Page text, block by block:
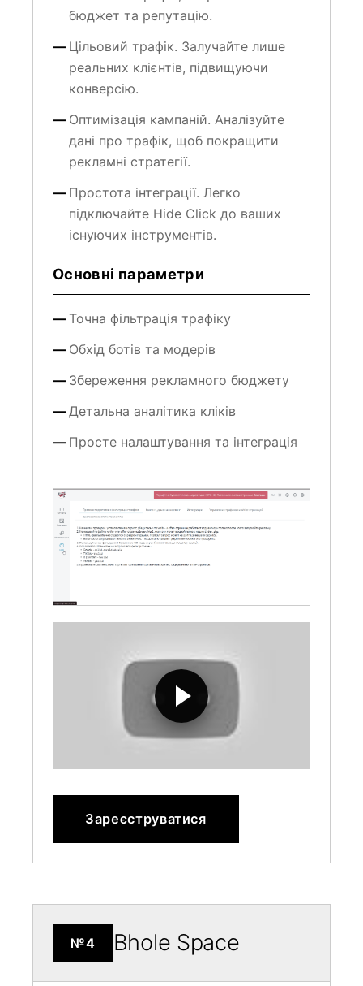
бюджет та репутацію.
Цільовий трафік. Залучайте лише
реальних клієнтів, підвищуючи
конверсію.
Оптимізація кампаній. Аналізуйте
дані про трафік, щоб покращити
рекламні стратегії.
Простота інтеграції. Легко
підключайте Hide Click до ваших
існуючих інструментів.
Основні параметри
Точна фільтрація трафіку
Обхід ботів та модерів
Збереження рекламного бюджету
Детальна аналітика кліків
Просте налаштування та інтеграція
Зареєструватися
№4 Bhole Space